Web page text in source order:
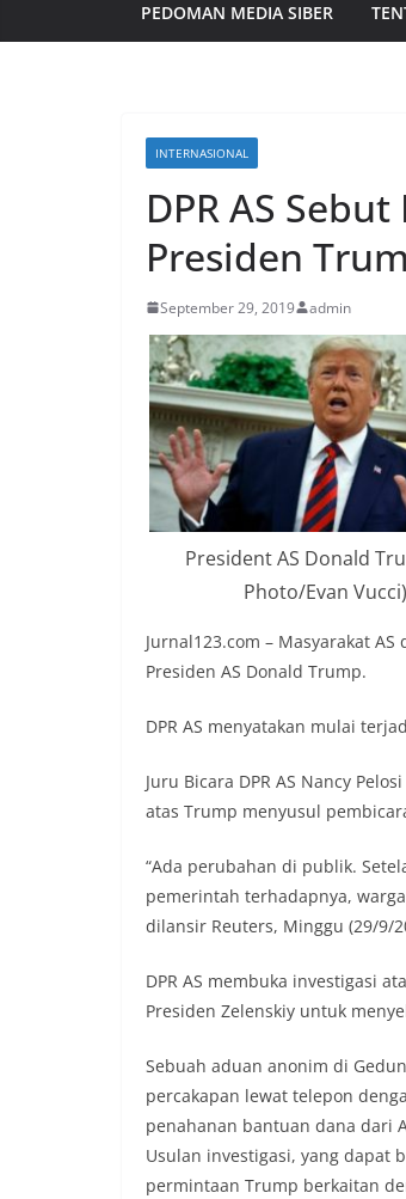
PEDOMAN MEDIA SIBER
INTERNASIONAL
DPR AS
Presiden
September 29, 2019 admin
President AS Donald
Photo/Evan Vucci)
Jurnal123.com – Masyarakat
Presiden AS Donald Trump.
DPR AS menyatakan mulai
Juru Bicara DPR AS Nancy
atas Trump menyusul
“Ada perubahan di publik.
pemerintah terhadapnya,
dilansir Reuters, Minggu (29/9/
DPR AS membuka investigasi
Presiden Zelenskiy untuk
Sebuah aduan anonim di
percakapan lewat telepon
penahanan bantuan dana dari
Usulan investigasi, yang dapat
permintaan Trump berkaitan